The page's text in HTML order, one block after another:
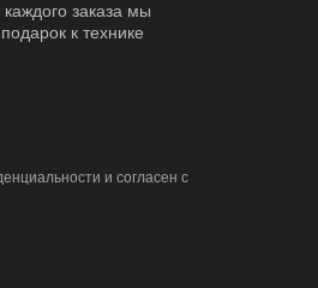
заказа мы
к технике
и согласен с